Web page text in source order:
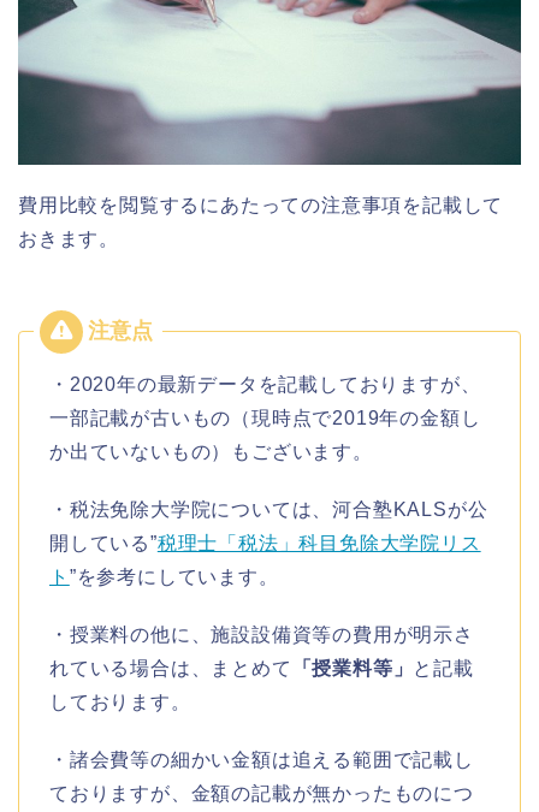
費用比較を閲覧するにあたっての注意事項を記載して
おきます。
・2020年の最新データを記載しておりますが、
一部記載が古いもの（現時点で2019年の金額し
か出ていないもの）もございます。
・税法免除大学院については、河合塾KALSが公
開している”税理士「税法」科目免除大学院リス
ト ”を参考にしています。
・授業料の他に、施設設備資等の費用が明示さ
れている場合は、まとめて
「授業料等」 と記載
しております。
・諸会費等の細かい金額は追える範囲で記載し
ておりますが、金額の記載が無かったものにつ